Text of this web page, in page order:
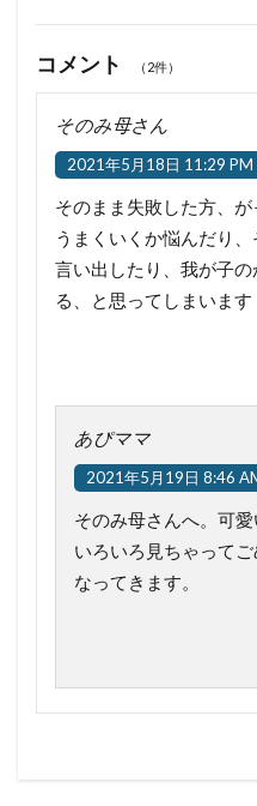
コメント （2件）
そのみ母さん
2021年5月18日 11:29 PM
そのまま失敗した方、
うまくいくか悩んだり
言い出したり、我が子
る、と思ってしまいます
あぴママ
2021年5月19日 8:46
そのみ母さんへ。可
いろいろ見ちゃって
なってきます。